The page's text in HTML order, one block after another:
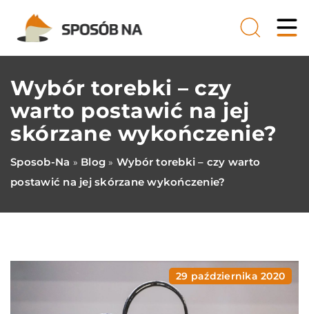
Wybór torebki – czy
warto postawić na jej
skórzane wykończenie?
Sposob-Na » Blog » Wybór torebki – czy warto
postawić na jej skórzane wykończenie?
29 października 2020